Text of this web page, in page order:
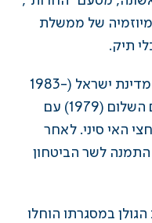
. במאי 1967 היה מיוזמיה של ממשלת
תיק.
התמנה לראש ממשלה השישי של מדינת ישראל (1983-
1977). במסגרת זו, חתם על הסכם השלום (1979) עם
האי סיני. לאחר
התמנה לשר הביטחון
במסגרתו הוחלו